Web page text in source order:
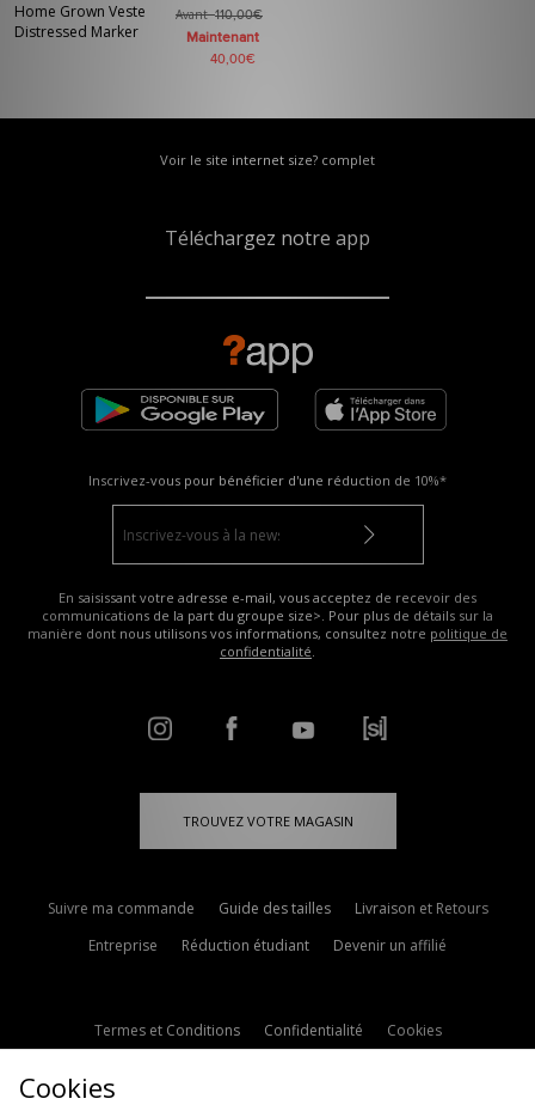
Home Grown Veste
Distressed Marker
Avant110,00€
Maintenant
40,00€
Voir le site internet size? complet
Téléchargez notre app
Inscrivez-vous pour bénéficier d'une réduction de 10%*
En saisissant votre adresse e-mail, vous acceptez de recevoir des
communications de la part du groupe size>. Pour plus de détails sur la
manière dont nous utilisons vos informations, consultez notre politique de
confidentialité.
TROUVEZ VOTRE MAGASIN
Suivre ma commande Guide des tailles
Livraison et Retours
Entreprise
Réduction étudiant Devenir un affilié
Termes et Conditions Confidentialité
Cookies
Cookies